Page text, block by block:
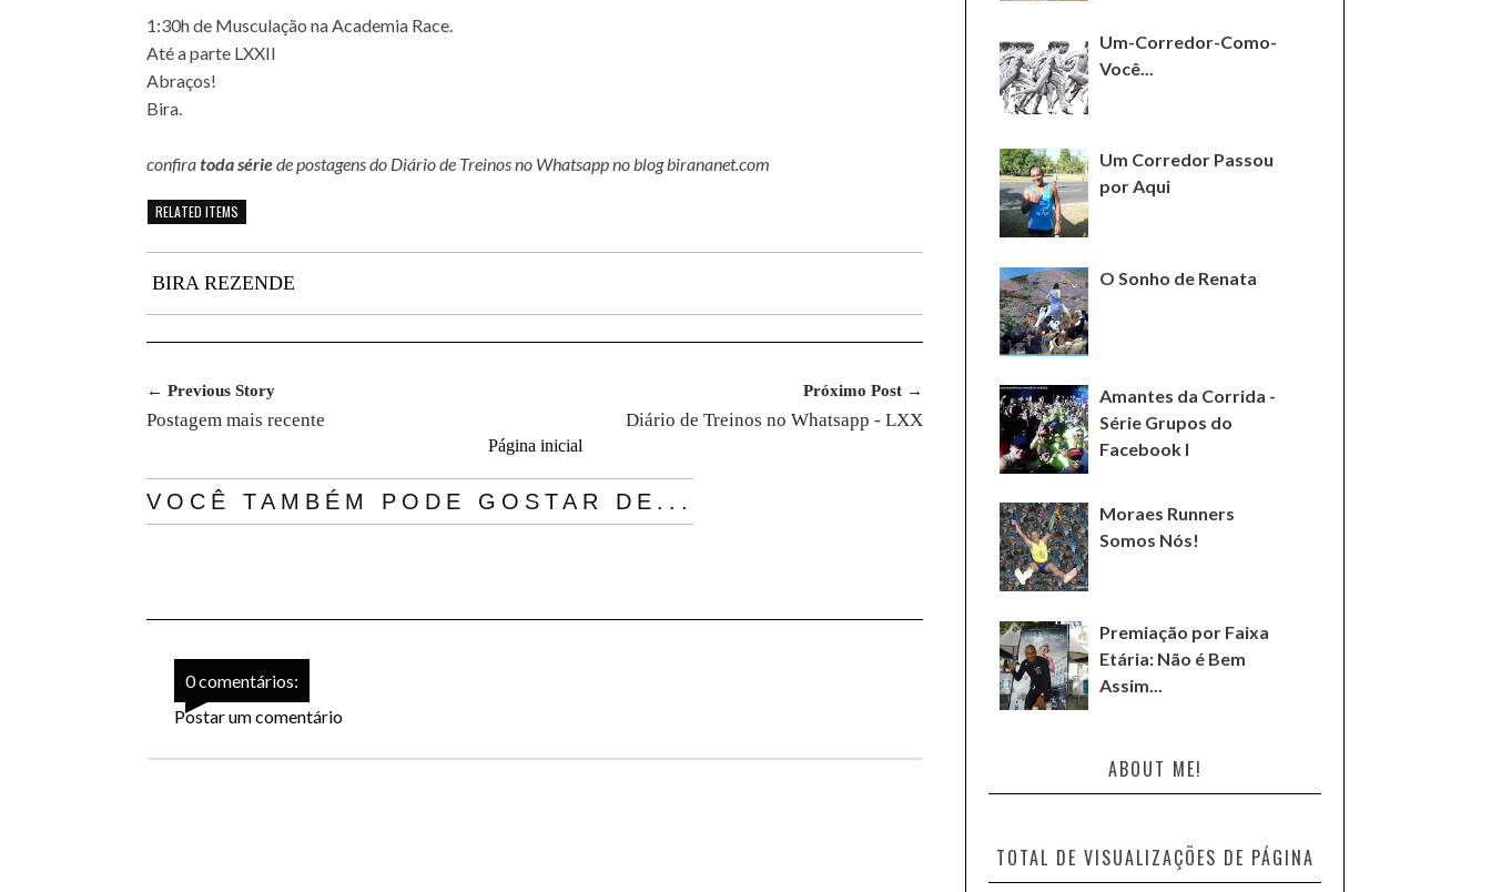
1:30h de Musculação na Academia Race.
Até a parte LXXII
Abraços!
Bira.
confiratoda sériede postagens do Diário de Treinos no Whatsapp no blog birananet.com
RELATED ITEMS
BIRA REZENDE
← Previous Story
Postagem mais recente
Próximo Post →
Diário de Treinos no Whatsapp - LXX
Página inicial
VOCÊ TAMBÉM PODE GOSTAR DE...
0 comentários:
Postar um comentário
Um-Corredor-Como-
Você...
Um Corredor Passou
por Aqui
O Sonho de Renata
Amantes da Corrida -
Série Grupos do
Facebook I
Moraes Runners
Somos Nós!
Premiação por Faixa
Etária: Não é Bem
Assim...
ABOUT ME!
TOTAL DE VISUALIZAÇÕES DE PÁGINA